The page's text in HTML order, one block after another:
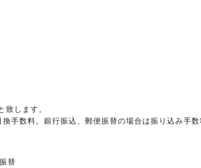
します。
手数料。銀行振込、郵便振替の場合は振り込み手
替